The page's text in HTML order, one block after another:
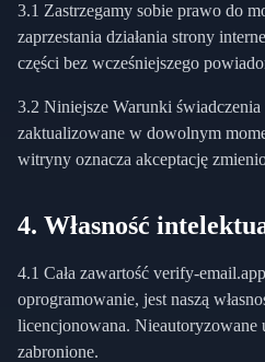
3.1 Zastrzegamy sobie prawo do
zaprzestania działania strony
części bez wcześniejszego
3.2 Niniejsze Warunki świadczenia
zaktualizowane w dowolnym
witryny oznacza akceptację
4. Własność
4.1 Cała zawartość verify-
oprogramowanie, jest naszą
licencjonowana. Nieautoryzowane
zabronione.